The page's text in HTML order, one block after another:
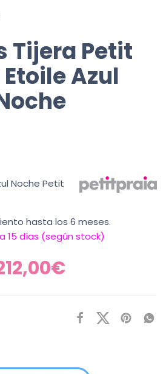
Tijera Petit
Azul
Noche Petit
hasta los 6 meses.
15 días (según stock)
€